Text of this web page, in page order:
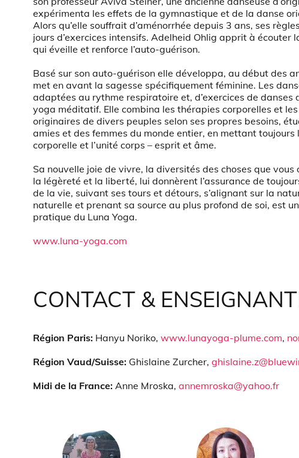
expérimenta les effets de la gymnastique et de la danse
Alors qu’elle souffrait d’aménorrhée depuis 3 ans, ses
jours d’exercices intensifs. Adelheid Ohlig apprit à écouter
qui éveille et renforce l’auto-guérison.
Basé sur son auto-guérison elle développa, au début des
met en avant la sagesse spécifiquement féminine. Les
adaptées au rythme respiratoire et, d’exercices de danses
yoga méditatif. Elle combina les thérapies corporelles et
originaires de divers peuples selon ses propres besoins,
amies et des femmes du monde entier, en mettant toujours
corporelle et l’unité corps – esprit et âme.
Sa nouvelle joie de vivre, la diversités des choses que
la légèreté et la liberté, lui donnèrent l’assurance de
de la vie, suivant ses tours et détours, s’alignant sur la
naturelle et prenant sa source au plus profond de soi, est
pratique du Luna Yoga.
www.luna-yoga.com
CONTACT &
Région Paris: Hanyu Noriko, www.lunayoga-plume.com,
Région Vaud/Suisse: Ghislaine Zurcher,
Midi de la France: Anne Mroska, annemroska@yahoo.fr